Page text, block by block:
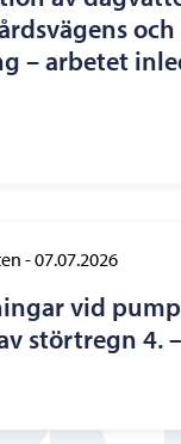
– arbetet
-07.07.2026
vid
störtregn 4.